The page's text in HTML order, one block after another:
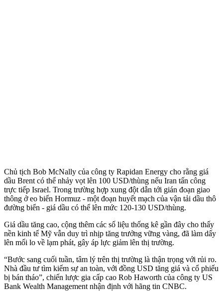
Chủ tịch Bob McNally của công ty Rapidan Energy cho rằng giá
dầu Brent có thể nhảy vọt lên 100 USD/thùng nếu Iran tấn công
trực tiếp Israel. Trong trường hợp xung đột dẫn tới gián đoạn giao
thông ở eo biển Hormuz - một đoạn huyết mạch của vận tải dầu thô
đường biển - giá dầu có thể lên mức 120-130 USD/thùng.
Giá dầu tăng cao, cộng thêm các số liệu thống kê gần đây cho thấy
nền kinh tế Mỹ vẫn duy trì nhịp tăng trưởng vững vàng, đã làm dấy
lên mối lo về lạm phát, gây áp lực giảm lên thị trường.
“Bước sang cuối tuần, tâm lý trên thị trường là thận trọng với rủi ro.
Nhà đầu tư tìm kiếm sự an toàn, với đồng USD tăng giá và cổ phiếu
bị bán tháo”, chiến lược gia cấp cao Rob Haworth của công ty US
Bank Wealth Management nhận định với hãng tin CNBC.